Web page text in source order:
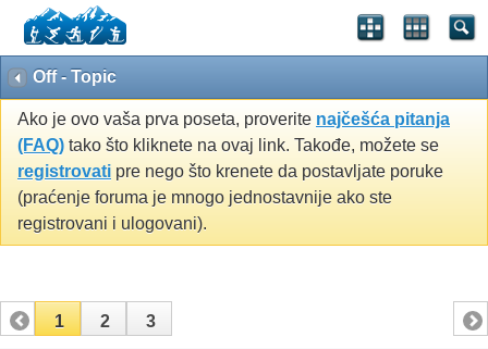
Off - Topic
Ako je ovo vaša prva poseta, proverite najčešća pitanja
(FAQ) tako što kliknete na ovaj link. Takođe, možete se
registrovati pre nego što krenete da postavljate poruke
(praćenje foruma je mnogo jednostavnije ako ste
registrovani i ulogovani).
1 2 3